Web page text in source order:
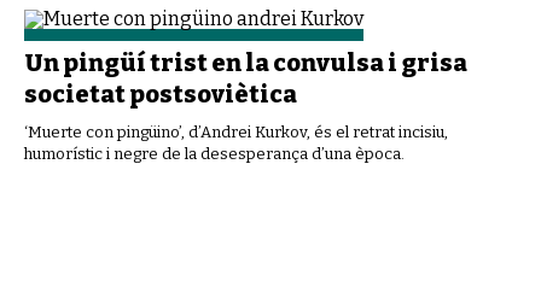
Un pingüí trist en la convulsa i grisa
societat postsoviètica
‘Muerte con pingüino’, d’Andrei Kurkov, és el retrat incisiu,
humorístic i negre de la desesperança d’una època.